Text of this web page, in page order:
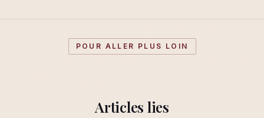
POUR ALLER PLUS LOIN
Articles lies